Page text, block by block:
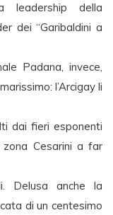
leadership della
dei “Garibaldini a
Padana, invece,
l’Arcigay li
dai fieri esponenti
zona Cesarini a far
Delusa anche la
di un centesimo